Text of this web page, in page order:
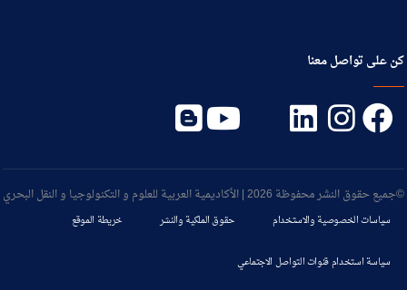
كن على تواصل معنا
©جميع حقوق النشر محفوظة 2026 | الأكاديمية العربية للعلوم و التكنولوجيا و النقل البحري
سياسات الخصوصية والاستخدام حقوق الملكية والنشر خريطة الموقع
سياسة استخدام قنوات التواصل الاجتماعي